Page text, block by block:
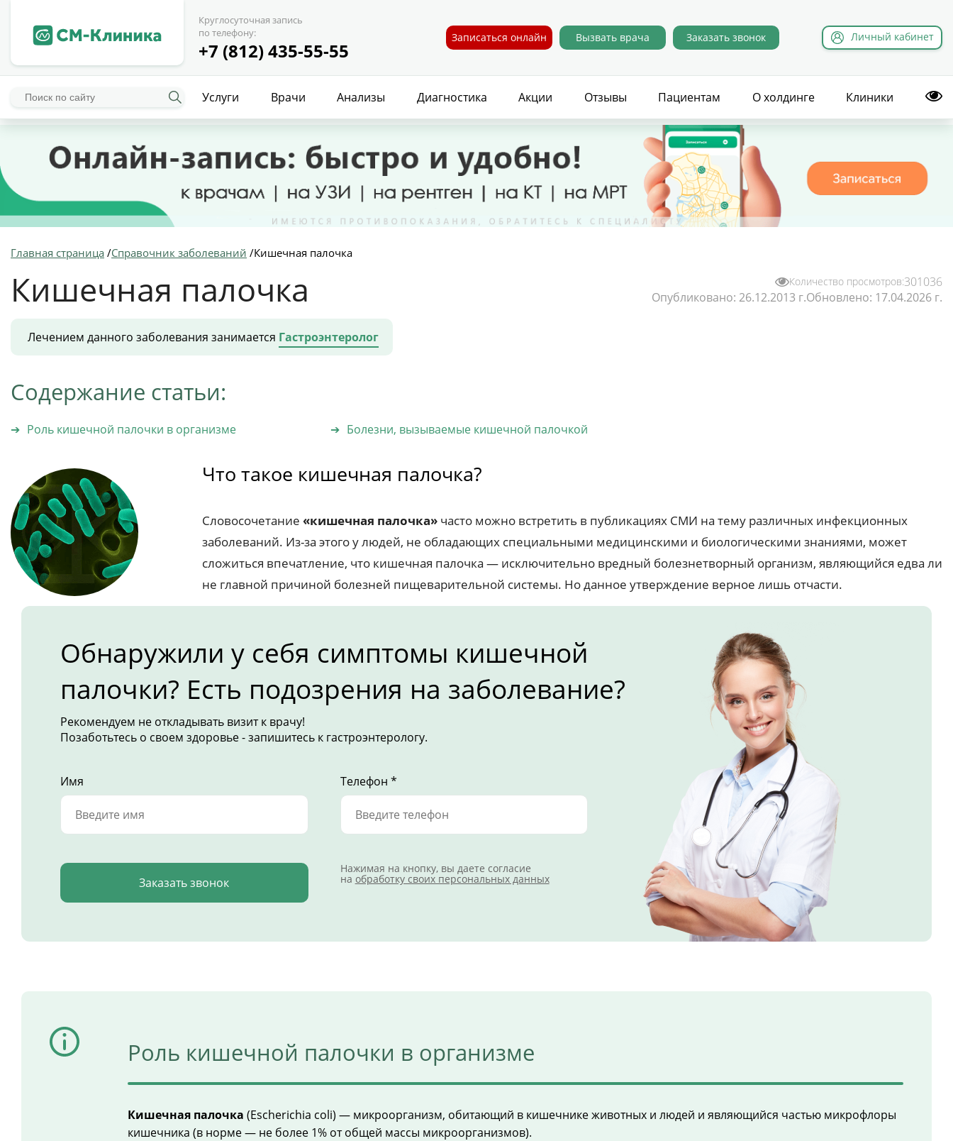
Круглосуточная запись
по телефону:
+7 (812) 435-55-55
Записаться онлайн Вызвать врача Заказать звонок Личный кабинет
Услуги Врачи Анализы Диагностика Акции Отзывы Пациентам О холдинге Клиники
Главная страница /Справочник заболеваний /Кишечная палочка
Кишечная палочка Количество просмотров:301036
Опубликовано: 26.12.2013 г.Обновлено: 17.04.2026 г.
Лечением данного заболевания занимается Гастроэнтеролог
Содержание статьи:
Роль кишечной палочки в организме Болезни, вызываемые кишечной палочкой
Что такое кишечная палочка?
Словосочетание «кишечная палочка»часто можно встретить в публикациях СМИ на тему различных инфекционных
заболеваний. Из-за этого у людей, не обладающих специальными медицинскими и биологическими знаниями, может
сложиться впечатление, что кишечная палочка — исключительно вредный болезнетворный организм, являющийся едва ли
не главной причиной болезней пищеварительной системы. Но данное утверждение верное лишь отчасти.
Обнаружили у себя симптомы кишечной
палочки? Есть подозрения на заболевание?
Рекомендуем не откладывать визит к врачу!
Позаботьтесь о своем здоровье - запишитесь к гастроэнтерологу.
Имя Телефон *
Заказать звонок
Нажимая на кнопку, вы даете согласие
на обработку своих персональных данных
Роль кишечной палочки в организме
Кишечная палочка (Escherichia coli) — микроорганизм, обитающий в кишечнике животных и людей и являющийся частью микрофлоры
кишечника (в норме — не более 1% от общей массы микроорганизмов).